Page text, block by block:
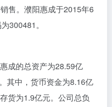
售。濮阳惠成于2015年6
300481。
成的总资产为28.59亿
其中，货币资金为8.16亿
货为1.9亿元。公司总负